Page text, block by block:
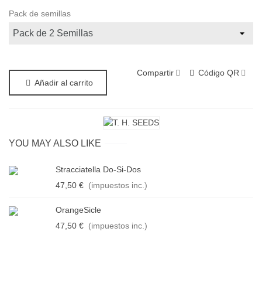
Pack de semillas
Añadir al carrito
Compartir Código QR
YOU MAY ALSO LIKE
Stracciatella Do-Si-Dos
47,50 € (impuestos inc.)
OrangeSicle
47,50 € (impuestos inc.)